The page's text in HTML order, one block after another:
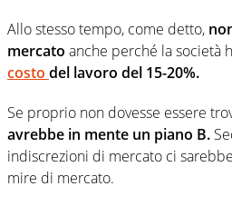
Allo stesso tempo, come detto,
mercato anche perché la società
costo del lavoro del 15-20%.
Se proprio non dovesse essere
avrebbe in mente un piano B.
indiscrezioni di mercato ci
mire di mercato.